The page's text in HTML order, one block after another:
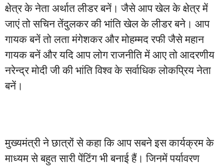
क्षेत्र के नेता अर्थात लीडर बनें। जैसे आप खेल के क्षेत्र में
जाएं तो सचिन तेंदुलकर की भांति खेल के लीडर बने। आप
गायक बनें तो लता मंगेशकर और मोहम्मद रफी जैसे महान
गायक बनें और यदि आप लोग राजनीति में आए तो आदरणीय
नरेन्द्र मोदी जी की भांति विश्व के सर्वाधिक लोकप्रिय नेता
बनें।
मुख्यमंत्री ने छात्रों से कहा कि आप सबने इस कार्यक्रम के
माध्यम से बहुत सारी पेंटिंग भी बनाई हैं। जिनमें पर्यावरण